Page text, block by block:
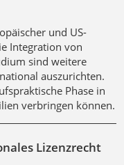
und US-
Integration von
sind weitere
auszurichten.
Phase in
verbringen können.
Lizenzrecht